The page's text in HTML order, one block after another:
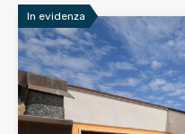
In evidenza